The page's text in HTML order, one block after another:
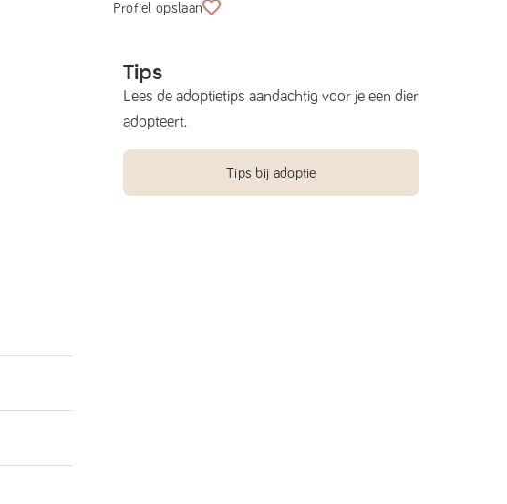
Profiel opslaan
Tips
Lees de adoptietips aandachtig voor je een dier
adopteert.
Tips bij adoptie